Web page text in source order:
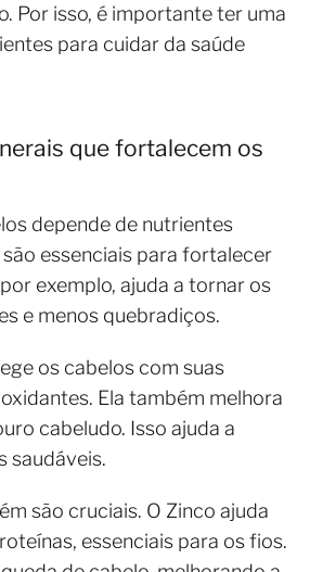
Por isso, é importante ter uma
para cuidar da saúde
que fortalecem os
depende de nutrientes
essenciais para fortalecer
exemplo, ajuda a tornar os
e menos quebradiços.
os cabelos com suas
Ela também melhora
cabeludo. Isso ajuda a
saudáveis.
são cruciais. O Zinco ajuda
essenciais para os fios.